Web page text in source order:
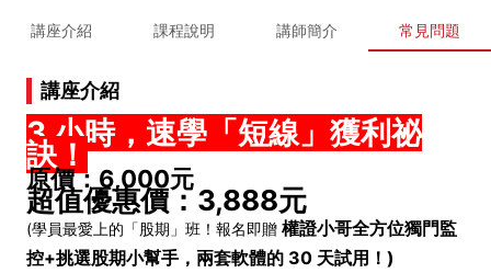
講座介紹 課程說明 講師簡介 常見問題
講座介紹
3 小時，速學「短線」獲利祕
訣！
原價：6,000元
超值優惠價：3,888元
(學員最愛上的「股期」班！報名即贈 權證小哥全方位獨門監
控+挑選股期小幫手，兩套軟體的 30 天試用！)